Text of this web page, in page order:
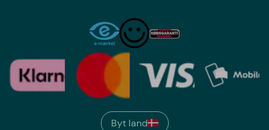
Byt land